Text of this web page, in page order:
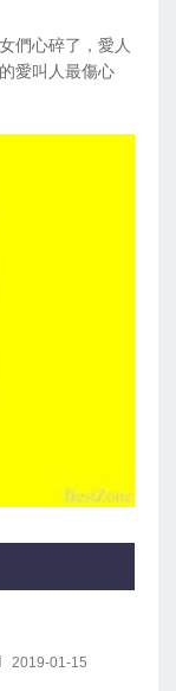
們心碎了，愛人
愛叫人最傷心
2019-01-15